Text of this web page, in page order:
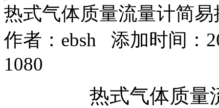
热式气体质量流量计简
作者： ebsh 添加时间：
1080
热式气体质量